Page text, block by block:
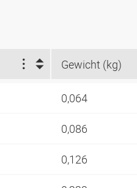
Gewicht (kg)
0,064
0,086
0,126